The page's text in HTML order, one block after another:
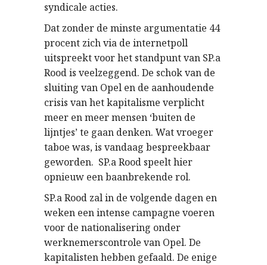
syndicale acties.
Dat zonder de minste argumentatie 44
procent zich via de internetpoll
uitspreekt voor het standpunt van SP.a
Rood is veelzeggend. De schok van de
sluiting van Opel en de aanhoudende
crisis van het kapitalisme verplicht
meer en meer mensen ‘buiten de
lijntjes’ te gaan denken. Wat vroeger
taboe was, is vandaag bespreekbaar
geworden. SP.a Rood speelt hier
opnieuw een baanbrekende rol.
SP.a Rood zal in de volgende dagen en
weken een intense campagne voeren
voor de nationalisering onder
werknemerscontrole van Opel. De
kapitalisten hebben gefaald. De enige